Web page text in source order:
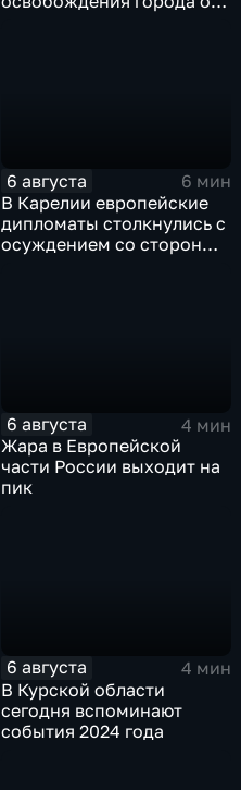
6 августа
6 мин
В Карелии европейские
дипломаты столкнулись с
осуждением со стороны
6 августа
4 мин
Жара в Европейской
части России выходит на
пик
6 августа
4 мин
В Курской области
сегодня вспоминают
события 2024 года